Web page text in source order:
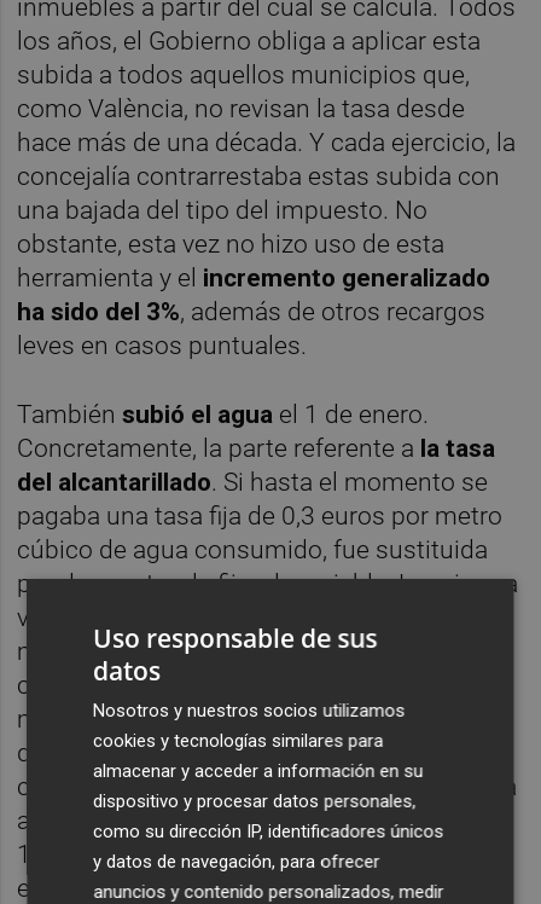
inmuebles a partir del cual se calcula. Todos
los años, el Gobierno obliga a aplicar esta
subida a todos aquellos municipios que,
como València, no revisan la tasa desde
hace más de una década. Y cada ejercicio, la
concejalía contrarrestaba estas subida con
una bajada del tipo del impuesto. No
obstante, esta vez no hizo uso de esta
herramienta y el incremento generalizado
ha sido del 3%, además de otros recargos
leves en casos puntuales.
También subió el agua el 1 de enero.
Concretamente, la parte referente a la tasa
del alcantarillado. Si hasta el momento se
pagaba una tasa fija de 0,3 euros por metro
cúbico de agua consumido, fue sustituida
por dos partes: la fija y la variable. La primera
va en función del calibre del contador,
mientras que la segunda se calcula sobre el
consumo, y se aplican diferentes tramos de
manera que cada litro de agua cuesta más a
quien más consume. Así alguien que
consuma menos de 6 m3ve reducida la tasa
a 0,28 euros/m3, pero si consume entre 6 y
12 m
, la tasa variable crece hasta los 0,33
euros/m . Y así progresivamente.
Uso responsable de sus
datos
Nosotros y nuestros socios utilizamos
cookies y tecnologías similares para
almacenar y acceder a información en su
dispositivo y procesar datos personales,
como su dirección IP, identificadores únicos
y datos de navegación, para ofrecer
anuncios y contenido personalizados, medir